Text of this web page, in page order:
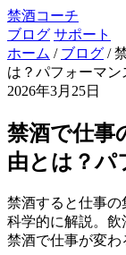
禁酒コーチ
ブログ サポート
ホーム / ブログ /
は？パフォーマン
2026年3月25日
禁酒で仕事
由とは？パ
禁酒すると仕事
科学的に解説。飲
禁酒で仕事が変わ